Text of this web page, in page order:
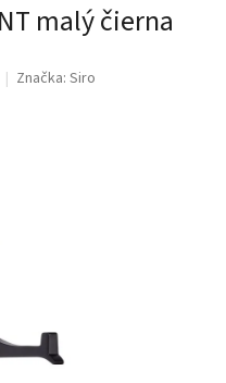
malý čierna
Značka: Siro